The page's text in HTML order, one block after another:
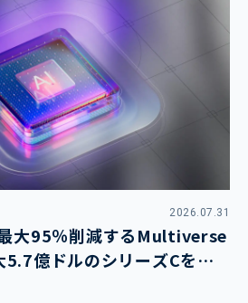
2026.07.31
大95％削減するMultiverse
億ドルのシリーズCを発